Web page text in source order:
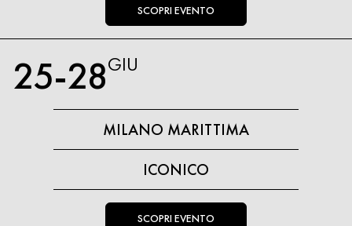
SCOPRI EVENTO
25-28GIU
MILANO MARITTIMA
ICONICO
SCOPRI EVENTO